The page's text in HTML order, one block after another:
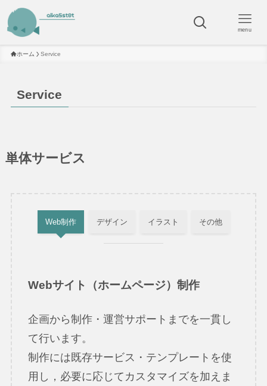
menu
ホーム Service
Service
単体サービス
Web制作 デザイン イラスト その他
Webサイト（ホームページ）制作
企画から制作・運営サポートまでを一貫し
て行います。
制作には既存サービス・テンプレートを使
用し，必要に応じてカスタマイズを加えま